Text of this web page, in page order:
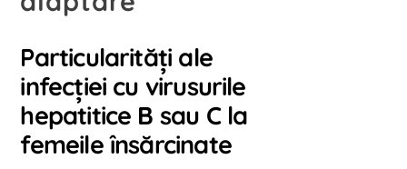
Particularități ale
infecției cu virusurile
hepatitice B sau C la
femeile însărcinate